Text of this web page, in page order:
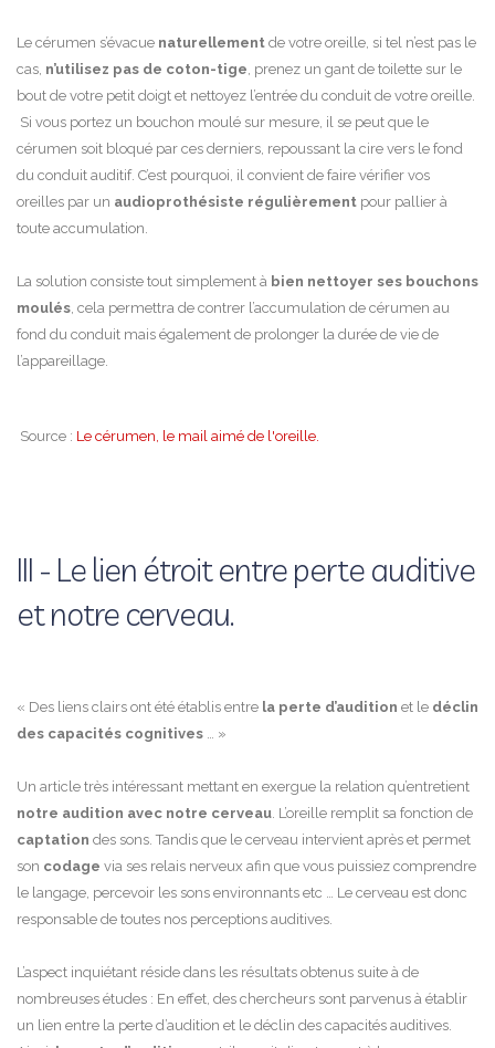
Le cérumen s’évacue naturellement de votre oreille, si tel n’est pas le
cas, n’utilisez pas de coton-tige, prenez un gant de toilette sur le
bout de votre petit doigt et nettoyez l’entrée du conduit de votre oreille.
Si vous portez un bouchon moulé sur mesure, il se peut que le
cérumen soit bloqué par ces derniers, repoussant la cire vers le fond
du conduit auditif. C’est pourquoi, il convient de faire vérifier vos
oreilles par un audioprothésiste régulièrement pour pallier à
toute accumulation.
La solution consiste tout simplement à bien nettoyer ses bouchons
moulés, cela permettra de contrer l’accumulation de cérumen au
fond du conduit mais également de prolonger la durée de vie de
l’appareillage.
Source : Le cérumen, le mail aimé de l'oreille.
III - Le lien étroit entre perte auditive
et notre cerveau.
« Des liens clairs ont été établis entre la perte d’audition et le déclin
des capacités cognitives … »
Un article très intéressant mettant en exergue la relation qu’entretient
notre audition avec notre cerveau. L’oreille remplit sa fonction de
captation des sons. Tandis que le cerveau intervient après et permet
son codage via ses relais nerveux afin que vous puissiez comprendre
le langage, percevoir les sons environnants etc … Le cerveau est donc
responsable de toutes nos perceptions auditives.
L’aspect inquiétant réside dans les résultats obtenus suite à de
nombreuses études : En effet, des chercheurs sont parvenus à établir
un lien entre la perte d’audition et le déclin des capacités auditives.